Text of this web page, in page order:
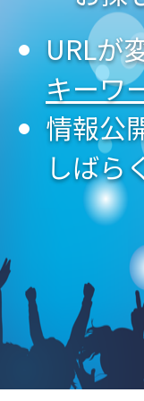
URLが
キーワ
情報公
しばら